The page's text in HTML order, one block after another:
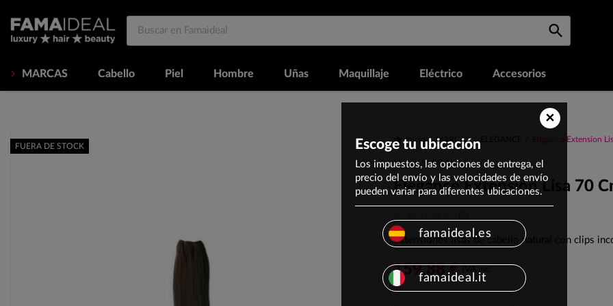
MARCAS Cabello Piel Hombre Uñas Maquillaje Eléctrico Accesorios
FUERA DE STOCK
Inicio MARCAS Elegance Extension
Marca: ELEGANCE
Elegance Extension Lisa 70
Extensiones lisas de cabello natural con clips
159,88 €
×
Escoge tu ubicación
Los impuestos, las opciones de entrega, el
precio del envío y las velocidades de envío
pueden variar para diferentes ubicaciones.
famaideal.es
famaideal.it